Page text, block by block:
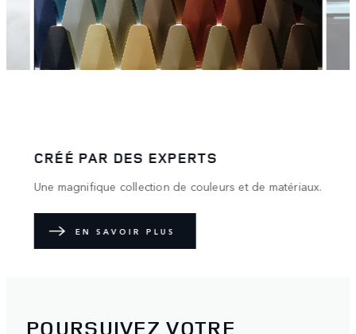
CRÉÉ PAR DES EXPERTS
Une magnifique collection de couleurs et de matériaux.
EN SAVOIR PLUS
POURSUIVEZ VOTRE